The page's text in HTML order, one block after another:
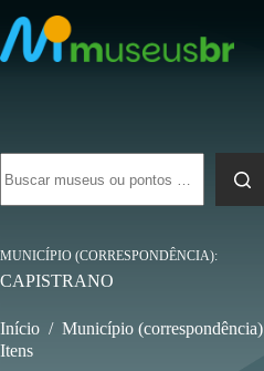
para
o
conteúdo
resultados
MUNICÍPIO (CORRESPONDÊNCIA)
CAPISTRANO
Início / Município (correspondência)
Itens